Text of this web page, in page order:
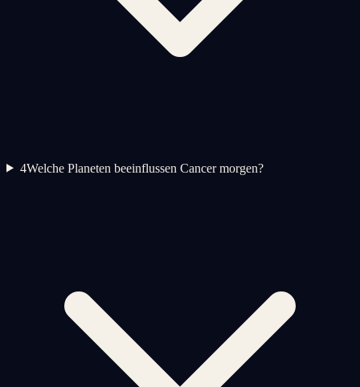
4Welche Planeten beeinflussen Cancer morgen?